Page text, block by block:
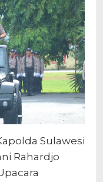
Sulawesi
Rahardjo